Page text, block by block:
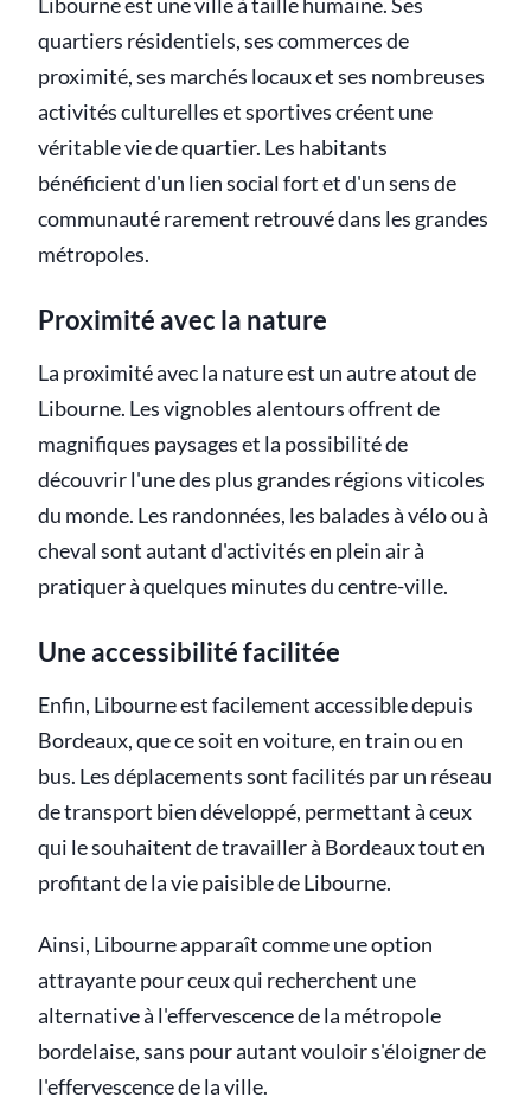
quartiers résidentiels, ses commerces de
proximité, ses marchés locaux et ses nombreuses
activités culturelles et sportives créent une
véritable vie de quartier. Les habitants
bénéficient d'un lien social fort et d'un sens de
communauté rarement retrouvé dans les grandes
métropoles.
Proximité avec la nature
La proximité avec la nature est un autre atout de
Libourne. Les vignobles alentours offrent de
magnifiques paysages et la possibilité de
découvrir l'une des plus grandes régions viticoles
du monde. Les randonnées, les balades à vélo ou à
cheval sont autant d'activités en plein air à
pratiquer à quelques minutes du centre-ville.
Une accessibilité facilitée
Enfin, Libourne est facilement accessible depuis
Bordeaux, que ce soit en voiture, en train ou en
bus. Les déplacements sont facilités par un réseau
de transport bien développé, permettant à ceux
qui le souhaitent de travailler à Bordeaux tout en
profitant de la vie paisible de Libourne.
Ainsi, Libourne apparaît comme une option
attrayante pour ceux qui recherchent une
alternative à l'effervescence de la métropole
bordelaise, sans pour autant vouloir s'éloigner de
l'effervescence de la ville.